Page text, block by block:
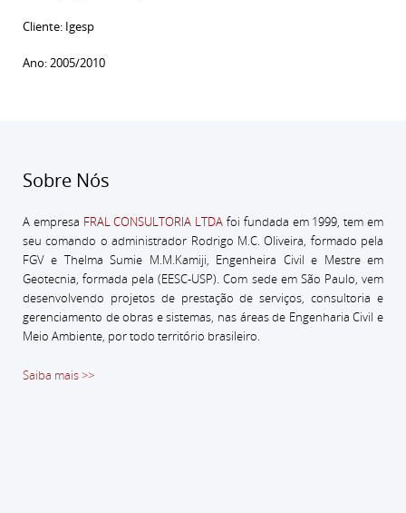
Cliente: Igesp
Ano: 2005/2010
Sobre Nós
A empresa FRAL CONSULTORIA LTDA foi fundada em 1999, tem em
seu comando o administrador Rodrigo M.C. Oliveira, formado pela
FGV e Thelma Sumie M.M.Kamiji, Engenheira Civil e Mestre em
Geotecnia, formada pela (EESC-USP).Com sede em São Paulo, vem
desenvolvendo projetos de prestação de serviços, consultoria e
gerenciamento de obras e sistemas, nas áreas de Engenharia Civil e
Meio Ambiente, por todo território brasileiro.
Saiba mais >>